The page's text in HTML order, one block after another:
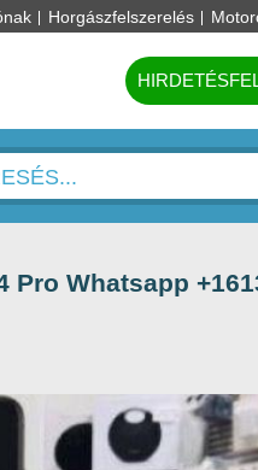
Horgászfelszerelés
Whatsapp